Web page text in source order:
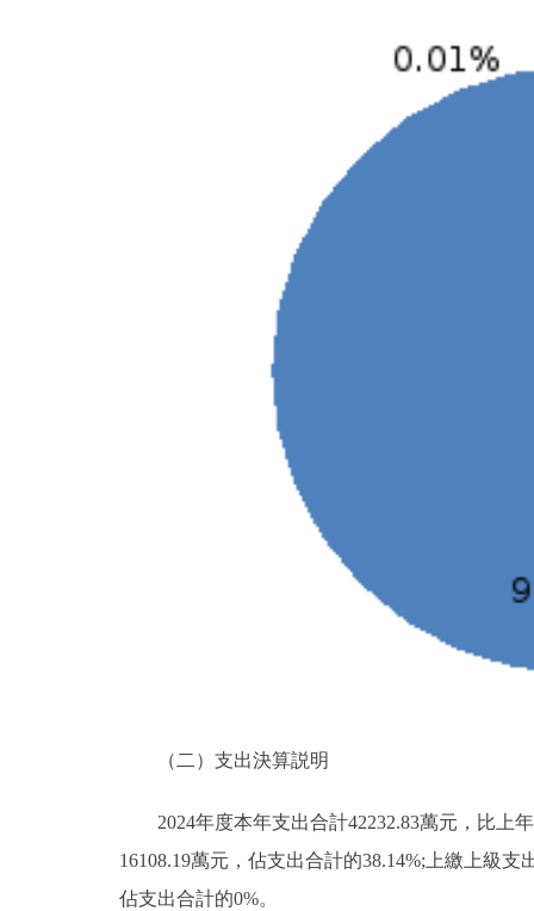
（二）支出決算説明
2024年度本年支出合計42232.83萬元，比上
16108.19萬元，佔支出合計的38.14%;上繳上級
佔支出合計的0%。